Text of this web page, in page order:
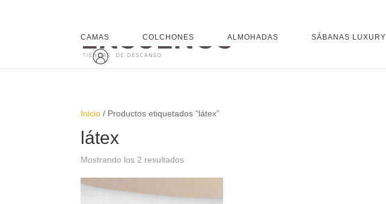
CAMAS COLCHONES ALMOHADAS SÁBANAS LUXURY
Inicio / Productos etiquetados “látex”
látex
Mostrando los 2 resultados